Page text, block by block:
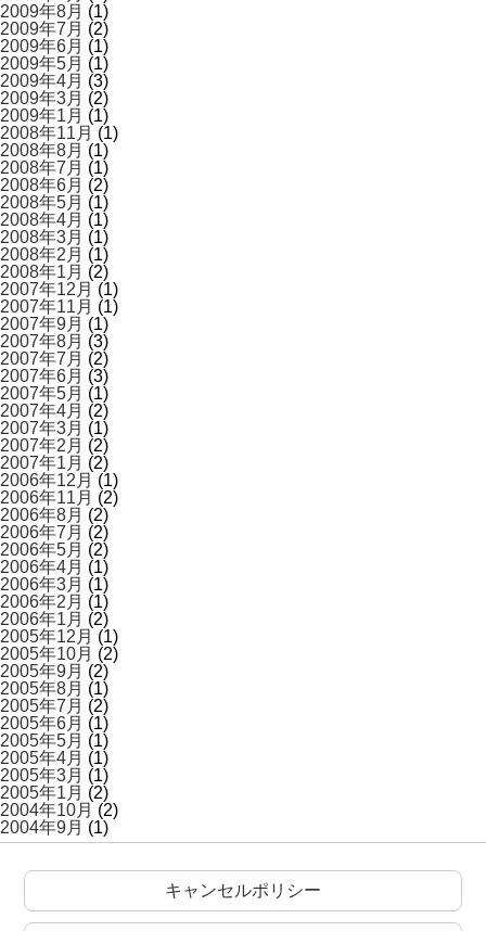
2009年8月 (1)
2009年7月 (2)
2009年6月 (1)
2009年5月 (1)
2009年4月 (3)
2009年3月 (2)
2009年1月 (1)
2008年11月 (1)
2008年8月 (1)
2008年7月 (1)
2008年6月 (2)
2008年5月 (1)
2008年4月 (1)
2008年3月 (1)
2008年2月 (1)
2008年1月 (2)
2007年12月 (1)
2007年11月 (1)
2007年9月 (1)
2007年8月 (3)
2007年7月 (2)
2007年6月 (3)
2007年5月 (1)
2007年4月 (2)
2007年3月 (1)
2007年2月 (2)
2007年1月 (2)
2006年12月 (1)
2006年11月 (2)
2006年8月 (2)
2006年7月 (2)
2006年5月 (2)
2006年4月 (1)
2006年3月 (1)
2006年2月 (1)
2006年1月 (2)
2005年12月 (1)
2005年10月 (2)
2005年9月 (2)
2005年8月 (1)
2005年7月 (2)
2005年6月 (1)
2005年5月 (1)
2005年4月 (1)
2005年3月 (1)
2005年1月 (2)
2004年10月 (2)
2004年9月 (1)
キャンセルポリシー